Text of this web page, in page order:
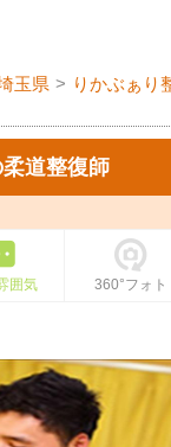
玉県 > りかぶぁり
道整復師
囲気 360°フォト